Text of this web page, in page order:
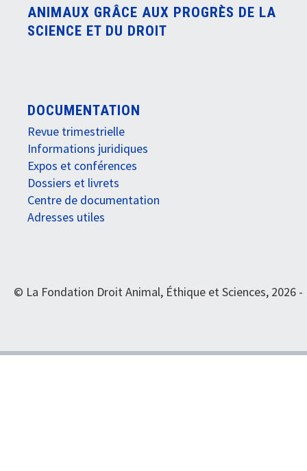
ANIMAUX GRÂCE AUX PROGRÈS DE LA
SCIENCE ET DU DROIT
DOCUMENTATION
Revue trimestrielle
Informations juridiques
Expos et conférences
Dossiers et livrets
Centre de documentation
Adresses utiles
© La Fondation Droit Animal, Éthique et Sciences, 2026 -